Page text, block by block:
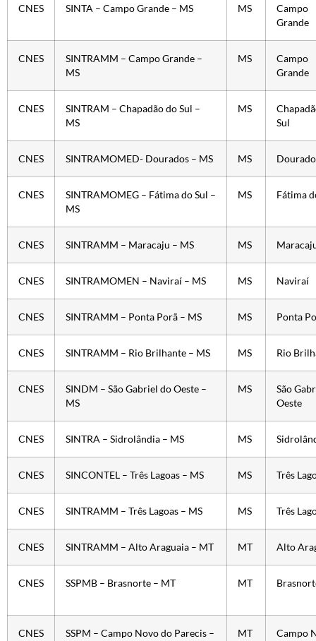
CNES SINTA – Campo Grande – MS MS
Campo
Grande
CNES
SINTRAMM – Campo Grande –
MS
MS
Campo
Grande
CNES
SINTRAM – Chapadão do Sul –
MS
MS
Sul
CNES SINTRAMOMED- Dourados – MS MS
CNES
SINTRAMOMEG – Fátima do Sul –
MS
MS Fátima
CNES SINTRAMM – Maracaju – MS MS
CNES SINTRAMOMEN – Naviraí – MS MS Naviraí
CNES SINTRAMM – Ponta Porã – MS MS Ponta
CNES SINTRAMM – Rio Brilhante – MS MS Rio
CNES
SINDM – São Gabriel do Oeste –
MS
MS
São
Oeste
CNES SINTRA – Sidrolândia – MS MS
CNES SINCONTEL – Três Lagoas – MS MS Três
CNES SINTRAMM – Três Lagoas – MS MS Três
CNES SINTRAMM – Alto Araguaia – MT MT Alto
CNES SSPMB – Brasnorte – MT MT
CNES
SSPM – Campo Novo do Parecis –
MT
Campo